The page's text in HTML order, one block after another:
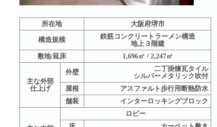
所在地 大阪府堺市
構造規模
鉄筋コンクリートラーメン構造
地上３階建
敷地/延床
1,696㎡ / 2,247㎡
主な外部
仕上げ
外壁
二丁掛煉瓦タイル
シルバーメタリック吹付
屋根
アスファルト歩行用断熱防水
舗装
インターロッキングブロック
ロビー